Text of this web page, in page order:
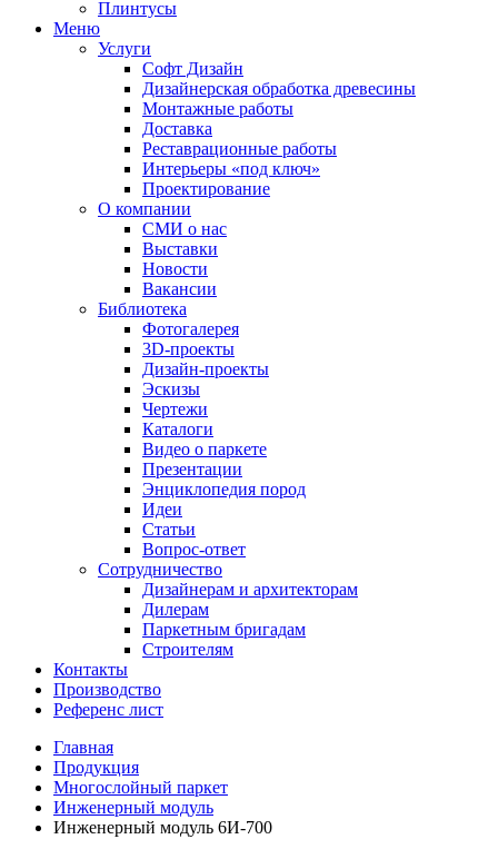
Плинтусы
Меню
Услуги
Софт Дизайн
Дизайнерская обработка древесины
Монтажные работы
Доставка
Реставрационные работы
Интерьеры «под ключ»
Проектирование
О компании
СМИ о нас
Выставки
Новости
Вакансии
Библиотека
Фотогалерея
3D-проекты
Дизайн-проекты
Эскизы
Чертежи
Каталоги
Видео о паркете
Презентации
Энциклопедия пород
Идеи
Статьи
Вопрос-ответ
Сотрудничество
Дизайнерам и архитекторам
Дилерам
Паркетным бригадам
Строителям
Контакты
Производство
Референс лист
Главная
Продукция
Многослойный паркет
Инженерный модуль
Инженерный модуль 6И-700